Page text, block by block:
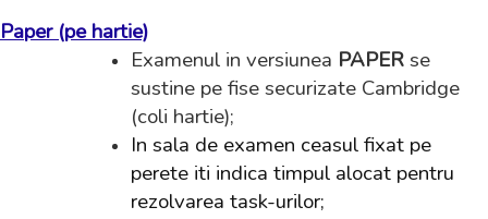
Paper (pe hartie)
Examenul in versiunea PAPERse
sustine pe fise securizate Cambridge
(coli hartie);
In sala de examen ceasul fixat pe
perete iti indica timpul alocat pentru
rezolvarea task-urilor;